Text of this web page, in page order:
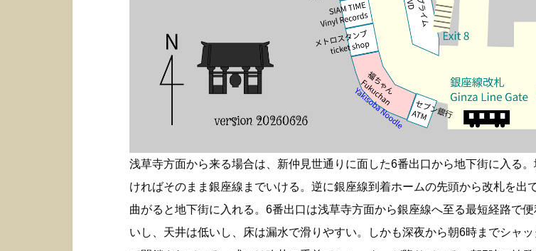
浅草寺方面から来る場合は、新仲見世通りに面した6番出口から地下街に入る
ければそのまま銀座線までいける。逆に銀座線到着ホームの先頭から改札を出
曲がると地下街に入れる。6番出口は浅草寺方面から銀座線へ至る最短経路で
いし、天井は低いし、床は漏水で滑りやすい。しかも深夜から朝6時までシャッ